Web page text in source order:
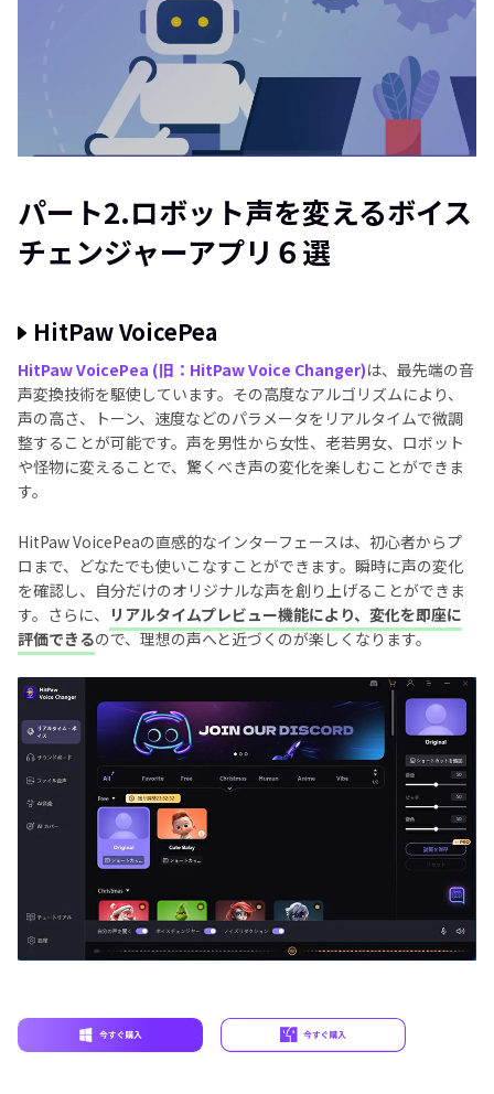
パート2.ロボット声を変えるボイス
チェンジャーアプリ６選
HitPaw VoicePea
HitPaw VoicePea (旧：HitPaw Voice Changer)は、最先端の音
声変換技術を駆使しています。その高度なアルゴリズムにより、
声の高さ、トーン、速度などのパラメータをリアルタイムで微調
整することが可能です。声を男性から女性、老若男女、ロボット
や怪物に変えることで、驚くべき声の変化を楽しむことができま
す。
HitPaw VoicePeaの直感的なインターフェースは、初心者からプ
ロまで、どなたでも使いこなすことができます。瞬時に声の変化
を確認し、自分だけのオリジナルな声を創り上げることができま
す。さらに、 リアルタイムプレビュー機能により、変化を即座に
評価できるので、理想の声へと近づくのが楽しくなります。